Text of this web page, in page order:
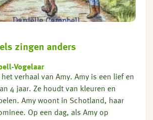
zingen anders
Vogelaar
verhaal van Amy. Amy is een lief en
4 jaar. Ze houdt van kleuren en
Amy woont in Schotland, haar
Op een dag, als Amy op